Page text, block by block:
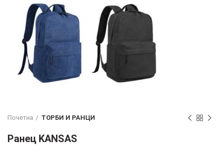
Почетна ТОРБИ И РАНЦИ
Ранец KANSAS